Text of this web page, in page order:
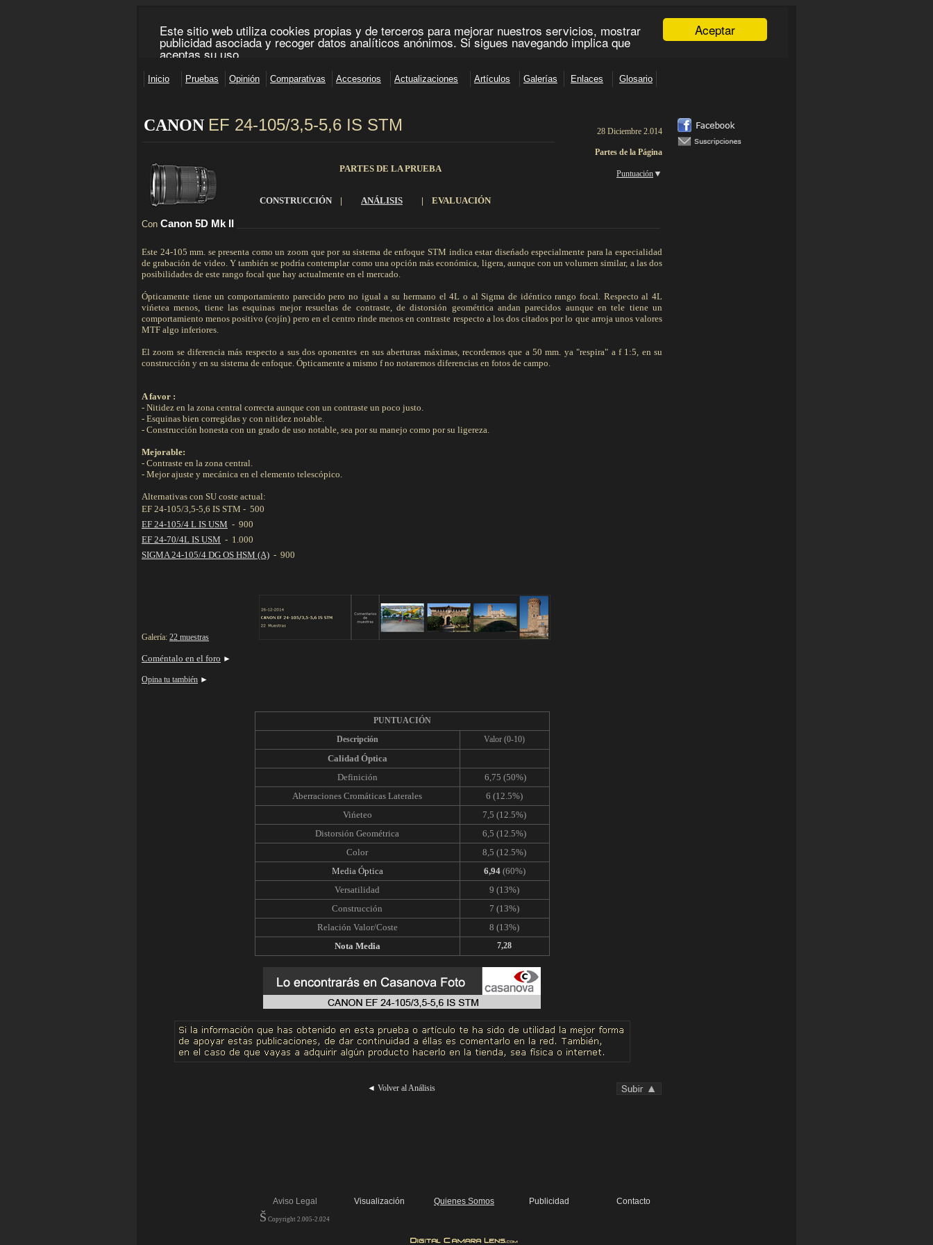
CANON EF 24-105/3,5-5,6 IS STM 28 Diciembre 2.014
Partes de la Página
Puntuación ▼
PARTES DE LA PRUEBA
CONSTRUCCIÓN | ANÁLISIS | EVALUACIÓN
Con Canon 5D Mk
Este 24-105 mm. se presenta como un zoom que por su sistema de enfoque STM indica estar diseńado especialmente para la especialidad
de grabación de video. Y también se podría contemplar como una opción más económica, ligera, aunque con un volumen similar, a las dos
posibilidades de este rango focal que hay actualmente en el mercado.
Ópticamente tiene un comportamiento parecido pero no igual a su hermano el 4L o al Sigma de idéntico rango focal. Respecto al 4L
vińetea menos, tiene las esquinas mejor resueltas de contraste, de distorsión geométrica andan parecidos aunque en tele tiene un
comportamiento menos positivo (cojín) pero en el centro rinde menos en contraste respecto a los dos citados por lo que arroja unos valores
MTF algo inferiores.
El zoom se diferencia más respecto a sus dos oponentes en sus aberturas máximas, recordemos que a 50 mm. ya "respira" a f 1:5, en su
construcción y en su sistema de enfoque. Ópticamente a mismo f no notaremos diferencias en fotos de campo.
A favor :
- Nitidez en la zona central correcta aunque con un contraste un poco justo.
- Esquinas bien corregidas y con nitidez notable.
- Construcción honesta con un grado de uso notable, sea por su manejo como por su ligereza.
Mejorable:
- Contraste en la zona central.
- Mejor ajuste y mecánica en el elemento telescópico.
Alternativas con SU coste actual:
EF 24-105/3,5-5,6 IS STM - 500 
EF 24-105/4 L IS USM - 900 
EF 24-70/4L IS USM - 1.000 
SIGMA 24-105/4 DG OS HSM (A) - 900 
Galería: 22 muestras
Coméntalo en el foro ►
Opina tu también ►
PUNTUACIÓN
Descripción
Valor (0-10)
Calidad Óptica
Definición
6,75 (50%)
Aberraciones Cromáticas Laterales
6 (12.5%)
Vińeteo
7,5 (12.5%)
Distorsión Geométrica
6,5 (12.5%)
Color
8,5 (12.5%)
Media Óptica
6,94(60%)
Versatilidad
9 (13%)
Construcción
7 (13%)
Relación Valor/Coste
8 (13%)
Nota Media
7,28
◄ Volver al Análisis